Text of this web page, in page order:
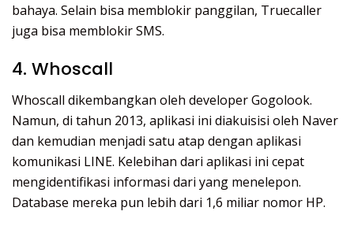
bahaya. Selain bisa memblokir panggilan, Truecaller
juga bisa memblokir SMS.
4. Whoscall
Whoscall dikembangkan oleh developer Gogolook.
Namun, di tahun 2013, aplikasi ini diakuisisi oleh Naver
dan kemudian menjadi satu atap dengan aplikasi
komunikasi LINE. Kelebihan dari aplikasi ini cepat
mengidentifikasi informasi dari yang menelepon.
Database mereka pun lebih dari 1,6 miliar nomor HP.